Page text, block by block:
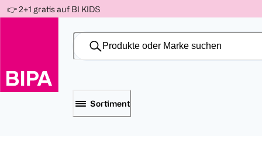
-10%
Für
150 Ös
-15%
Für
300 Ös
-20%
Für
500 Ös
Weiter
zum
👉 2+1 gratis auf BI KIDS
Sortiment